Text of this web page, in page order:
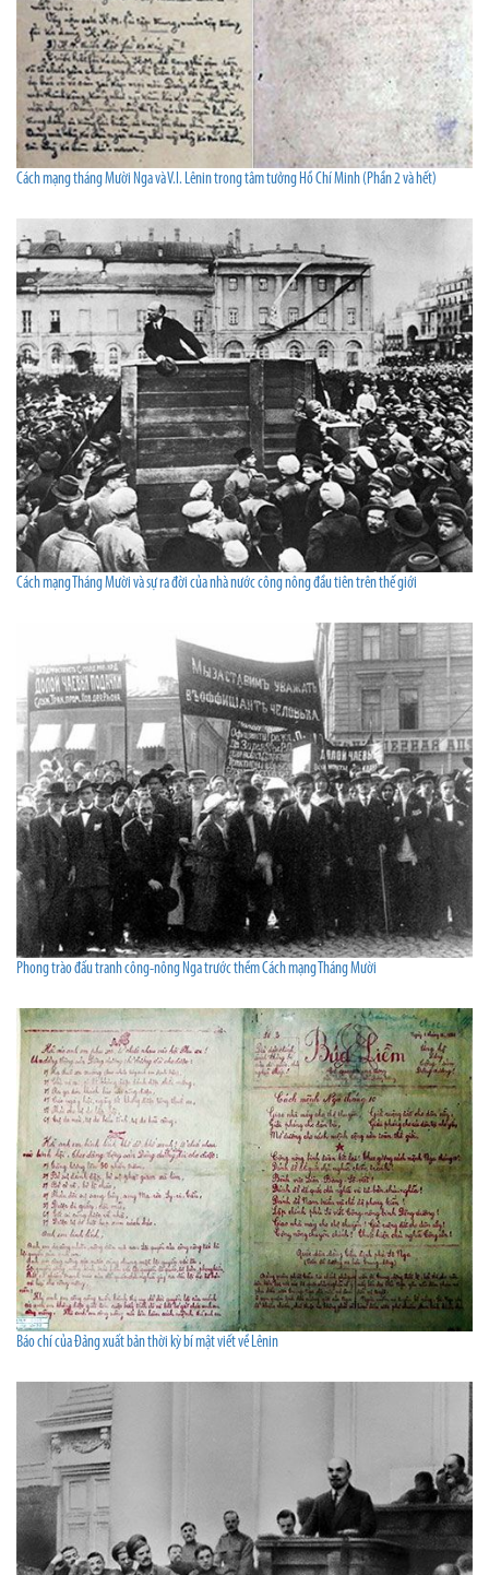
Cách mạng tháng Mười Nga và V.I. Lênin trong tâm tưởng Hồ Chí Minh (Phần 2 và hết)
Cách mạng Tháng Mười và sự ra đời của nhà nước công nông đầu tiên trên thế giới
Phong trào đấu tranh công-nông Nga trước thềm Cách mạng Tháng Mười
Báo chí của Đảng xuất bản thời kỳ bí mật viết về Lênin